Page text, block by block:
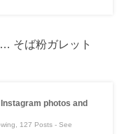
… そば粉ガレット
photos and
127 Posts - See